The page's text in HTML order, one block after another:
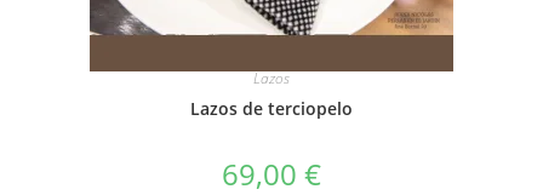
Lazos
Lazos de terciopelo
69,00 €